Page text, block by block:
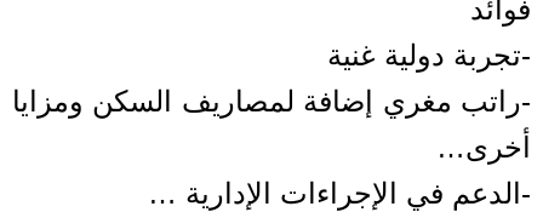
فوائد
-تجربة دولية غنية
-راتب مغري إضافة لمصاريف السكن ومزايا
أخرى…
-الدعم في الإجراءات الإدارية …